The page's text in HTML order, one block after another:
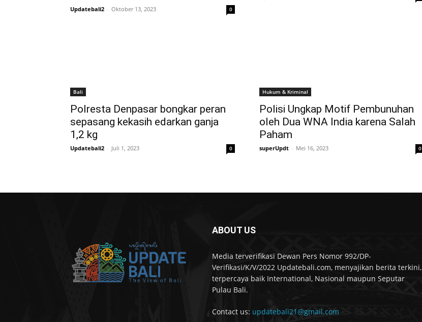
Updatebali2 - Oktober 13, 2023 0
Bali
Polresta Denpasar bongkar peran
sepasang kekasih edarkan ganja
1,2 kg
Updatebali2 - Juli 1, 2023 0
Hukum & Kriminal
Polisi Ungkap Motif Pembunuhan
oleh Dua WNA India karena Salah
Paham
superUpdt - Mei 16, 2023 0
ABOUT US
Media terverifikasi Dewan Pers Nomor 992/DP-
Verifikasi/K/V/2022 Updatebali.com, menyajikan berita terkini,
terpercaya baik International, Nasional maupun Seputar
Pulau Bali.
Contact us: updatebali21@gmail.com